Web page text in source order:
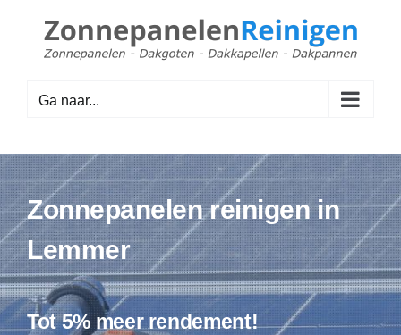
inhoud
Ga naar...
Zonnepanelen reinigen in
Lemmer
Tot 5% meer rendement!